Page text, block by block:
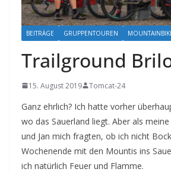
BEITRÄGE GRUPPENTOUREN
Trailground
15. August 2019 Tomcat-24
Ganz ehrlich? Ich hatte vorher
wo das Sauerland liegt. Aber als
und Jan mich fragten, ob ich nicht
Wochenende mit den Mountis ins
ich natürlich Feuer und Flamme.